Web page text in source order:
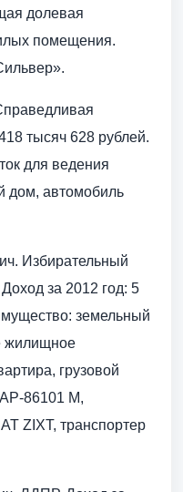
долевая
помещения.
тысяч 628 рублей.
для ведения
дом, автомобиль
Избирательный
за 2012 год: 5
земельный
жилищное
грузовой
86101 М,
ZIXT, транспортер